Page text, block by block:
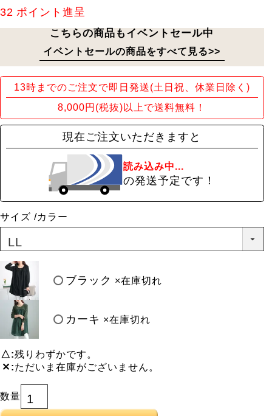
32 ポイント進呈
こちらの商品もイベントセール中
イベントセールの商品をすべて見る>>
13時までのご注文で即日発送(土日祝、休業日除く)
8,000円(税抜)以上で送料無料！
現在ご注文いただきますと
読み込み中...
の発送予定です！
サイズ カラー
ブラック ×在庫切れ
カーキ ×在庫切れ
△ 残りわずかです。
✕ ただいま在庫がございません。